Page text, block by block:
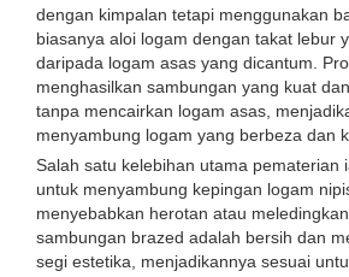
dengan kimpalan tetapi menggunakan
biasanya aloi logam dengan takat lebur
daripada logam asas yang dicantum.
menghasilkan sambungan yang kuat
tanpa mencairkan logam asas,
menyambung logam yang berbeza dan
Salah satu kelebihan utama pematerian
untuk menyambung kepingan logam
menyebabkan herotan atau
sambungan brazed adalah bersih dan
segi estetika, menjadikannya sesuai